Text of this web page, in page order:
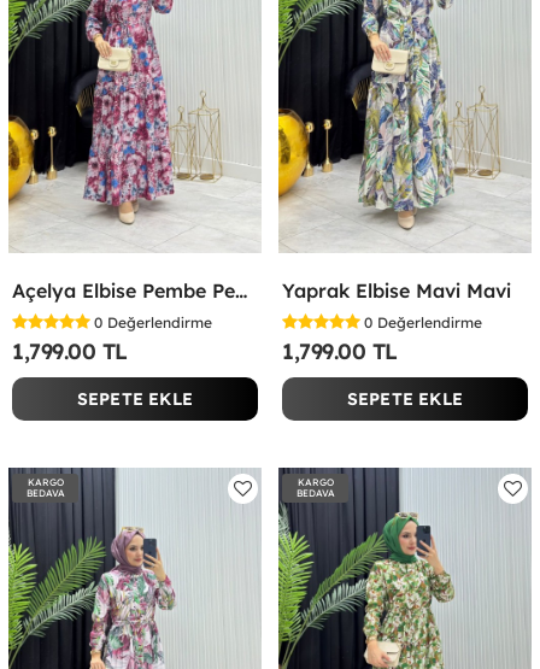
Açelya Elbise Pembe Pembe
0 Değerlendirme
1,799.00 TL
SEPETE EKLE
Yaprak Elbise Mavi Mavi
0 Değerlendirme
1,799.00 TL
SEPETE EKLE
KARGO
BEDAVA
KARGO
BEDAVA